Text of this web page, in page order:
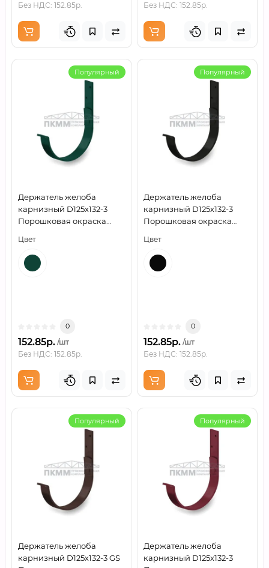
Без НДС: 152.85р.
Без НДС: 152.85р.
Популярный
Держатель желоба
карнизный D125х132-3
Порошковая окраска
Цвет
0
152.85р. /шт
Без НДС: 152.85р.
Популярный
Держатель желоба
карнизный D125х132-3
Порошковая окраска
Цвет
0
152.85р. /шт
Без НДС: 152.85р.
Популярный
Держатель желоба
карнизный D125х132-3 GS
Популярный
Держатель желоба
карнизный D125х132-3